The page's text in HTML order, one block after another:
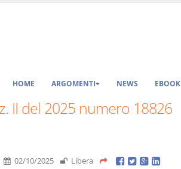
HOME ARGOMENTI NEWS EBOOK
II del 2025 numero 18826
02/10/2025 Libera